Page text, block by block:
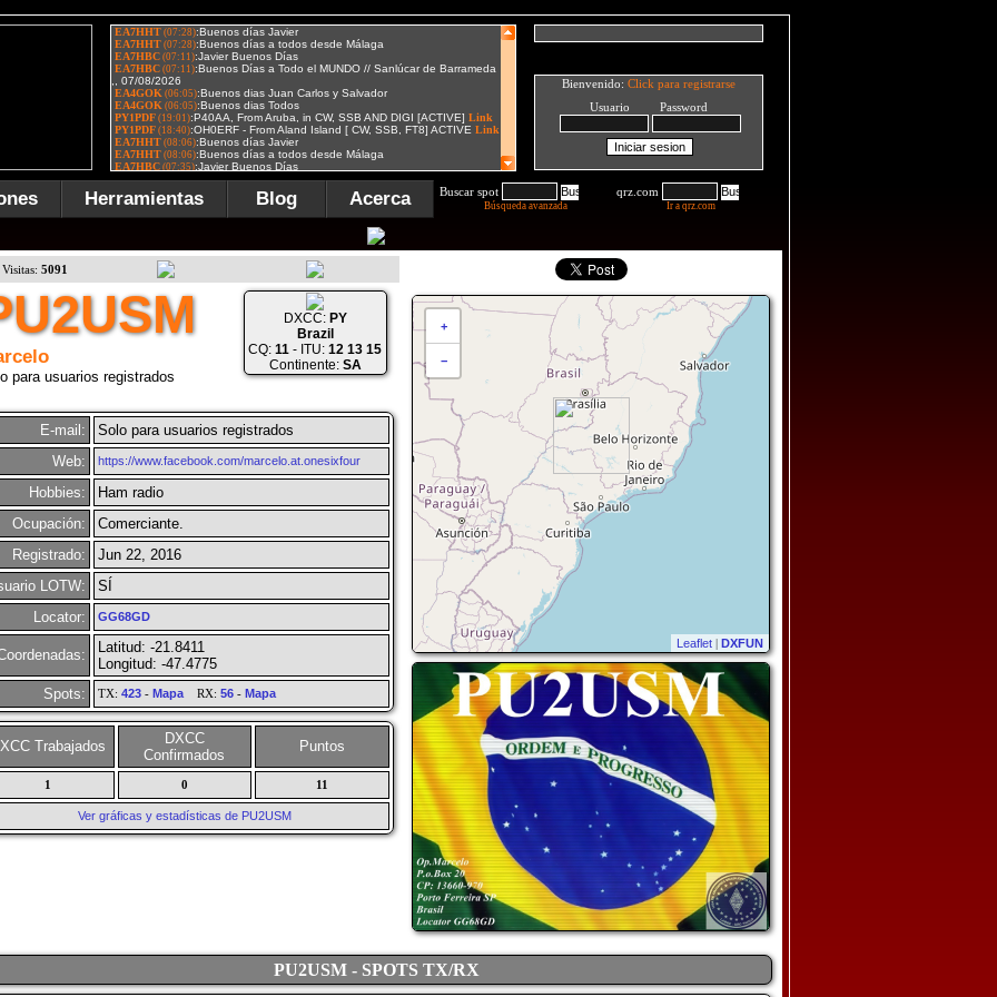
Bienvenido: Click para registrarse
Usuario Password
Herramientas Blog Acerca Buscar spot
Búsqueda avanzada
qrz.com
Ir a qrz.com
Visitas: 5091
+
−
Leaflet | DXFUN
para usuarios registrados
DXCC: PY
Brazil
CQ: 11 - ITU: 12 13 15
Continente: SA
E-mail:
Solo para usuarios registrados
Web:
https://www.facebook.com/marcelo.at.onesixfour
Hobbies:
Ham radio
Ocupación:
Comerciante.
Registrado:
Jun 22, 2016
LOTW:
SÍ
Locator:
GG68GD
Latitud: -21.8411
Longitud: -47.4775
Spots:
TX: 423- MapaRX: 56- Mapa
Trabajados
DXCC
Confirmados
Puntos
1 0 11
Ver gráficas y estadísticas de PU2USM
PU2USM - SPOTS TX/RX